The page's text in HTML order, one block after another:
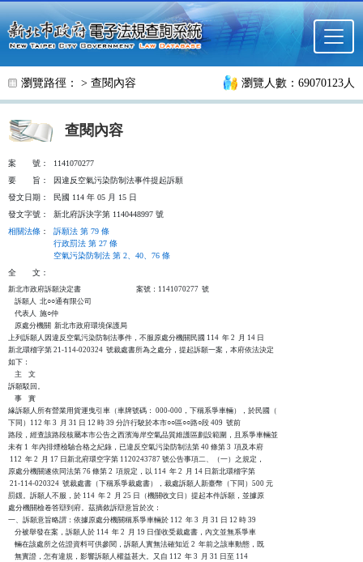
跳至主要內容
瀏覽路徑： > 查閱內容 瀏覽人數：69070123人
查閱內容
案 號：
1141070277
要
旨：
因違反空氣污染防制法事件提起訴願
發文日期：
民國 114 年 05 月 15 日
發文字號：
新北府訴決字第 1140448997 號
相關法條 ：
訴願法 第 79 條
行政罰法 第 27 條
空氣污染防制法 第 2、40、76 條
全
文：
新北市政府訴願決定書                                  案號：1141070277  號
    訴願人  北○○通有限公司
    代表人  施○仲
    原處分機關  新北市政府環境保護局
上列訴願人因違反空氣污染防制法事件，不服原處分機關民國 114  年 2  月 14 日
新北環稽字第 21-114-020324  號裁處書所為之處分，提起訴願一案，本府依法決定
如下：
    主    文
訴願駁回。
    事    實
緣訴願人所有營業用貨運曳引車（車牌號碼： 000-000，下稱系爭車輛），於民國（
下同）112 年 3  月 31 日 12 時 39 分許行駛於本市○○區○○路○段 409  號前
路段，經查該路段核屬本市公告之西濱海岸空氣品質維護區劃設範圍，且系爭車輛並
未有 1  年內排煙檢驗合格之紀錄，已違反空氣污染防制法第 40 條第 3  項及本府
112  年 2  月 17 日新北府環空字第 1120243787 號公告事項二、（一）之規定，
原處分機關遂依同法第 76 條第 2  項規定，以 114  年 2  月 14 日新北環稽字第
21-114-020324  號裁處書（下稱系爭裁處書），裁處訴願人新臺幣（下同）500 元
罰鍰。訴願人不服，於 114  年 2  月 25 日（機關收文日）提起本件訴願，並據原
處分機關檢卷答辯到府。茲摘敘訴辯意旨於次：
一、訴願意旨略謂：依據原處分機關稱系爭車輛於 112  年 3  月 31 日 12 時 39
    分被舉發在案，訴願人於 114  年 2  月 19 日僅收受裁處書，內文並無系爭車
    輛在該處所之佐證資料可供參閱，訴願人實無法確知近 2  年前之該車動態，既
    無實證，怎有違規，影響訴願人權益甚大。又自 112  年 3  月 31 日至 114